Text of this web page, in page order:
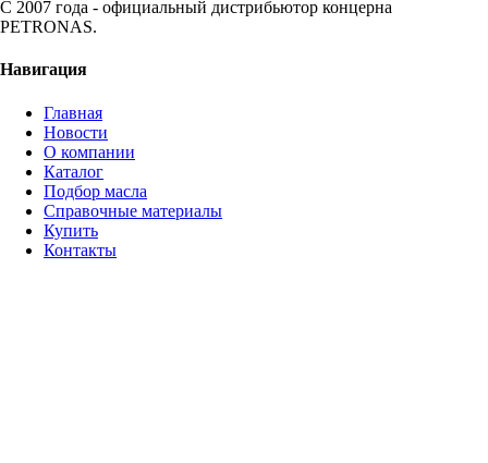
С 2007 года - официальный дистрибьютор концерна
PETRONAS.
Навигация
Главная
Новости
О компании
Каталог
Подбор масла
Справочные материалы
Купить
Контакты